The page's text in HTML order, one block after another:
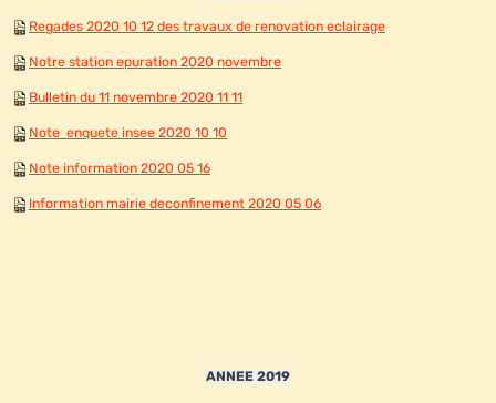
Regades 2020 10 12 des travaux de renovation eclairage
Notre station epuration 2020 novembre
Bulletin du 11 novembre 2020 11 11
Note enquete insee 2020 10 10
Note information 2020 05 16
Information mairie deconfinement 2020 05 06
ANNEE 2019